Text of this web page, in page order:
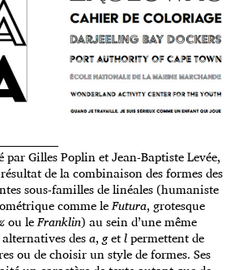
Gilles Poplin et Jean-Baptiste Levée,
de la combinaison des formes des
sous-familles de linéales (humaniste
comme leFutura, grotesque
ou leFranklin) au sein d’une même
desa,getlpermettent de
ou de choisir un style de formes. Ses